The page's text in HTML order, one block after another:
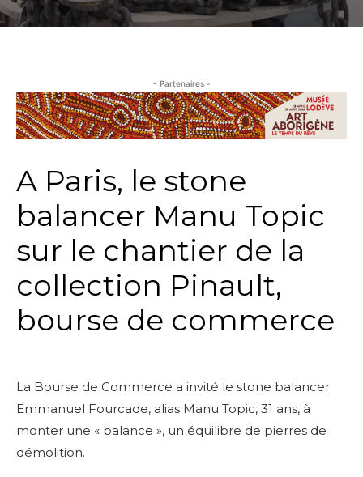
- Partenaires -
A Paris, le stone
balancer Manu Topic
sur le chantier de la
collection Pinault,
bourse de commerce
La Bourse de Commerce a invité le stone balancer
Emmanuel Fourcade, alias Manu Topic, 31 ans, à
monter une « balance », un équilibre de pierres de
démolition.